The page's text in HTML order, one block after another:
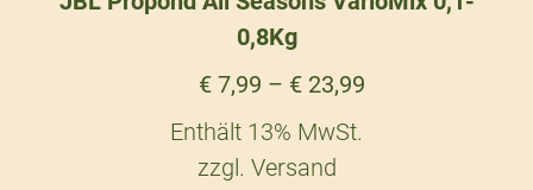
0,8Kg
€7,99 – €23,99
Enthält 13% MwSt.
zzgl. Versand